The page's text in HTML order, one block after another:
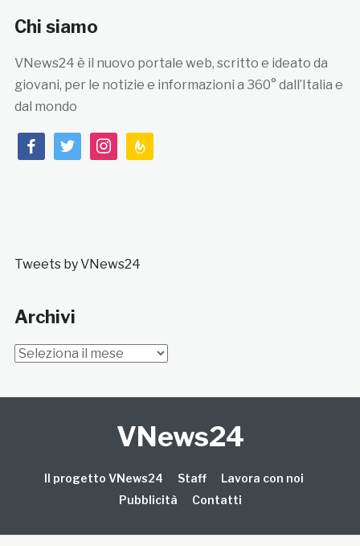
Chi siamo
VNews24 è il nuovo portale web, scritto e ideato da
giovani, per le notizie e informazioni a 360° dall’Italia e
dal mondo
facebooktwitterinstagramfeedburner
Tweets by VNews24
Archivi
Archivi
VNews24
Il progetto VNews24 Staff
Lavora con noi
Pubblicità
Contatti